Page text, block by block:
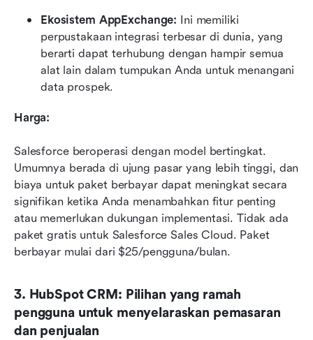
Ekosistem AppExchange:
Ini memiliki
perpustakaan integrasi terbesar di dunia, yang
berarti dapat terhubung dengan hampir semua
alat lain dalam tumpukan Anda untuk menangani
data prospek.
Harga:
Salesforce beroperasi dengan model bertingkat.
Umumnya berada di ujung pasar yang lebih tinggi, dan
biaya untuk paket berbayar dapat meningkat secara
signifikan ketika Anda menambahkan fitur penting
atau memerlukan dukungan implementasi. Tidak ada
paket gratis untuk Salesforce Sales Cloud. Paket
berbayar mulai dari $25/pengguna/bulan.
3. HubSpot CRM: Pilihan yang ramah
pengguna untuk menyelaraskan pemasaran
dan penjualan